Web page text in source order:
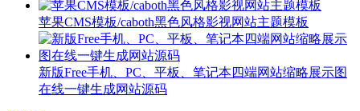
苹果CMS模板/caboth黑色风格影视网站主题模板
新版Free手机、PC、平板、笔记本四端网站缩略展示图
在线一键生成网站源码